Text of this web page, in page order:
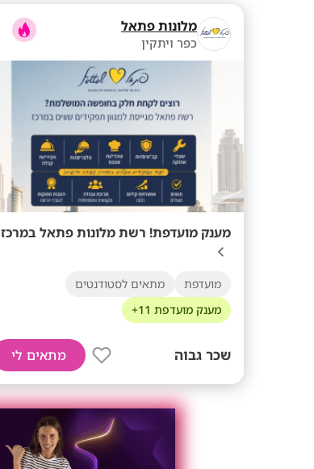
מלונות פתאל
כפר ויתקין
מענק מועדפת! רשת מלונות פתאל במרכז
מועדפת
מתאים לסטודנטים
מענק מועדפת 11+
שכר גבוה מתאים לי